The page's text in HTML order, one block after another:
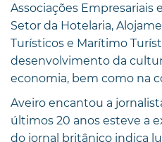
Associações Empresariais
Setor da Hotelaria,
Turísticos e Marítimo
desenvolvimento da
economia, bem como na
Aveiro encantou a
últimos 20 anos esteve a
do jornal britânico indica